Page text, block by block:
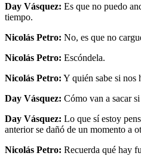
Day Vásquez: Es que no puedo
tiempo.
Nicolás Petro: No, es que no
Nicolás Petro: Escóndela.
Nicolás Petro: Y quién sabe si nos
Day Vásquez: Cómo van a sacar
Day Vásquez: Lo que sí estoy
anterior se dañó de un momento a
Nicolás Petro: Recuerda qué hay